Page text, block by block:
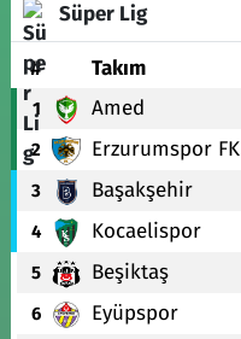
Süper Lig
# Takım
1 Amed
2 Erzurumspor FK
3 Başakşehir
4 Kocaelispor
5 Beşiktaş
6 Eyüpspor